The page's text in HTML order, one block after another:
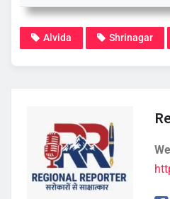
Alvida Shrinagar